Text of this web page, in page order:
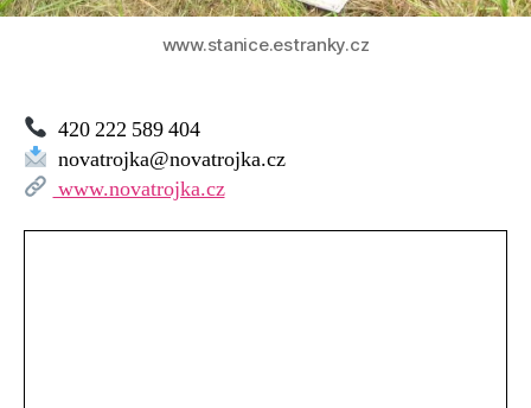
www.stanice.estranky.cz
420 222 589 404
novatrojka@novatrojka.cz
www.novatrojka.cz